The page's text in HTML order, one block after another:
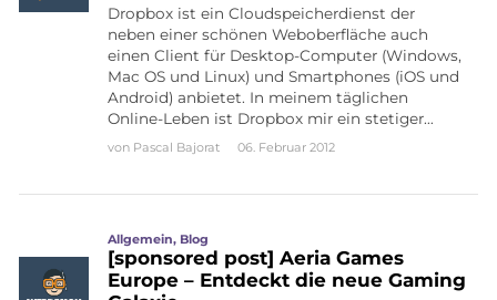
Dropbox ist ein Cloudspeicherdienst der
neben einer schönen Weboberfläche auch
einen Client für Desktop-Computer (Windows,
Mac OS und Linux) und Smartphones (iOS und
Android) anbietet. In meinem täglichen
Online-Leben ist Dropbox mir ein stetiger…
von Pascal Bajorat 06. Februar 2012
Allgemein, Blog
[sponsored post] Aeria Games
Europe – Entdeckt die neue Gaming